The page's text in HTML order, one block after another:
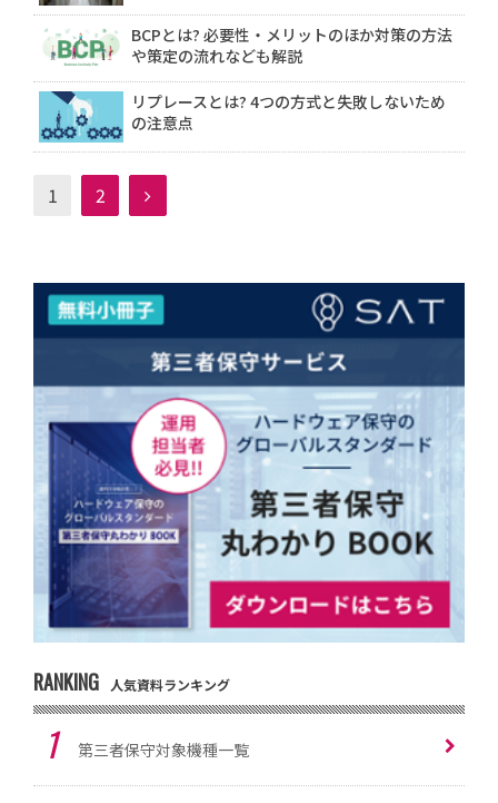
BCPとは? 必要性・メリットのほか対策の方法
や策定の流れなども解説
リプレースとは? 4つの方式と失敗しないため
の注意点
1 2
RANKING 人気資料ランキング
第三者保守対象機種一覧